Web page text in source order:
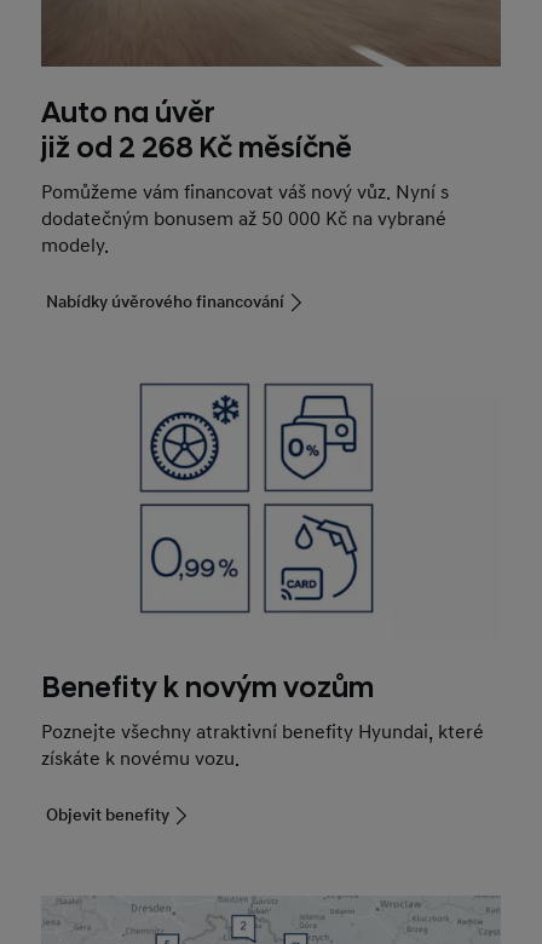
Auto na úvěr
již od 2 268 Kč měsíčně
Pomůžeme vám financovat váš nový vůz. Nyní s
dodatečným bonusem až 50 000 Kč na vybrané
modely.
Nabídky úvěrového financování
Benefity k novým vozům
Poznejte všechny atraktivní benefity Hyundai, které
získáte k novému vozu.
Objevit benefity